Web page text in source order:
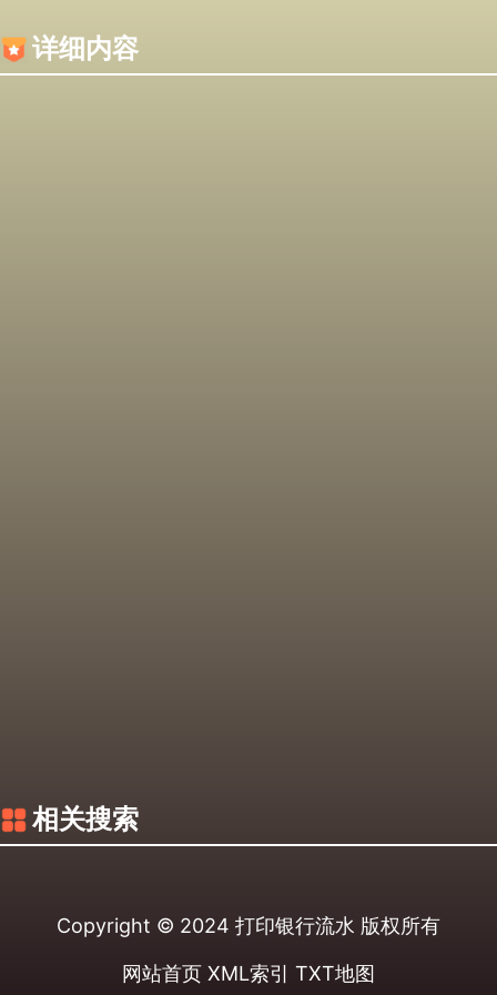
详细内容
相关搜索
Copyright © 2024 打印银行流水 版权所有
网站首页 XML索引 TXT地图